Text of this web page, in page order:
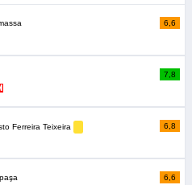
6,6
7,8
Ferreira Teixeira
6,8
6,6